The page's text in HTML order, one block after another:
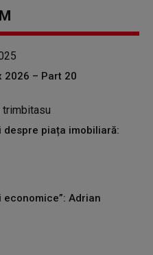
2026 – Part 20
despre piața imobiliară:
economice”: Adrian